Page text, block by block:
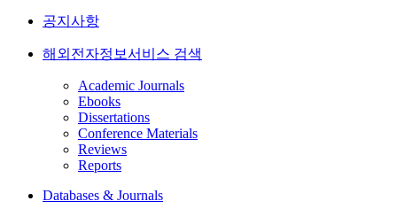
공지사항
해외전자정보서비스 검색
Academic Journals
Ebooks
Dissertations
Conference Materials
Reviews
Reports
Databases & Journals